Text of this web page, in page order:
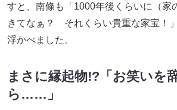
すと、南條も「1000年後くらいに（家
きてなぁ？ それくらい貴重な家宝！
浮かべました。
まさに縁起物!?「お笑いを
ら……」